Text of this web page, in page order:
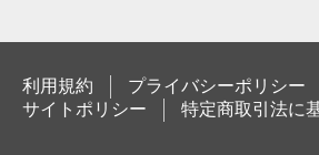
利用規約
プライバシーポリシー
サイトポリシー
特定商取引法に